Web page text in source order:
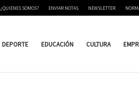
¿QUIENES SOMOS? ENVIAR NOTAS NEWSLETTER
DEPORTE EDUCACIÓN CULTURA